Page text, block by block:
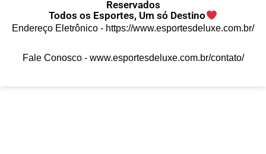
Reservados
Todos os Esportes, Um só Destino
Endereço Eletrônico - https://www.esportesdeluxe.com.br/
Fale Conosco - www.esportesdeluxe.com.br/contato/